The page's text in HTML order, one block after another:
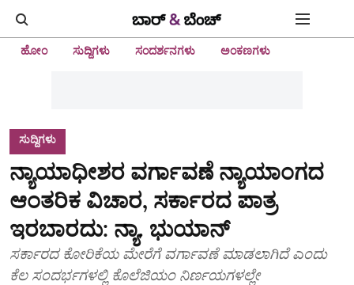
ಹೋಂ ಸುದ್ದಿಗಳು ಸಂದರ್ಶನಗಳು ಅಂಕಣಗಳು
ಸುದ್ದಿಗಳು
ನ್ಯಾಯಾಧೀಶರ ವರ್ಗಾವಣೆ ನ್ಯಾಯಾಂಗದ
ಆಂತರಿಕ ವಿಚಾರ, ಸರ್ಕಾರದ ಪಾತ್ರ
ಇರಬಾರದು: ನ್ಯಾ. ಭುಯಾನ್
ಸರ್ಕಾರದ ಕೋರಿಕೆಯ ಮೇರೆಗೆ ವರ್ಗಾವಣೆ ಮಾಡಲಾಗಿದೆ ಎಂದು
ಕೆಲ ಸಂದರ್ಭಗಳಲ್ಲಿ ಕೊಲೆಜಿಯಂ ನಿರ್ಣಯಗಳಲ್ಲೇ